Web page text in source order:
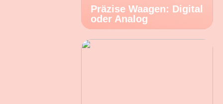
Präzise Waagen: Digital
oder Analog